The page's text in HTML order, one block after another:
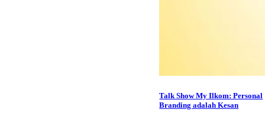
Talk Show My Ilkom: Personal
Branding adalah Kesan